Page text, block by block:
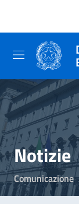
Notizie
Comunicazione